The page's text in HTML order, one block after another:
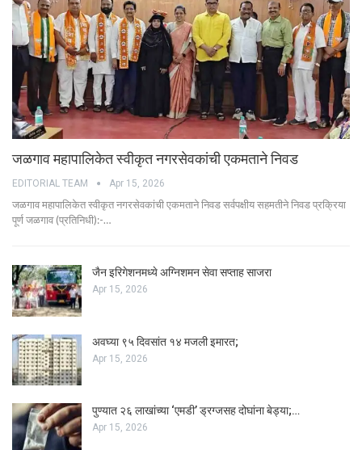
जळगाव महापालिकेत स्वीकृत नगरसेवकांची एकमताने निवड
EDITORIAL TEAM Apr 15, 2026
जळगाव महापालिकेत स्वीकृत नगरसेवकांची एकमताने निवड सर्वपक्षीय सहमतीने निवड प्रक्रिया
पूर्ण जळगाव (प्रतिनिधी):-…
जैन इरिगेशनमध्ये अग्निशमन सेवा सप्ताह साजरा
Apr 15, 2026
अवघ्या ९५ दिवसांत १४ मजली इमारत;
Apr 15, 2026
पुण्यात २६ लाखांच्या ‘एमडी’ ड्रग्जसह दोघांना बेड्या;…
Apr 15, 2026